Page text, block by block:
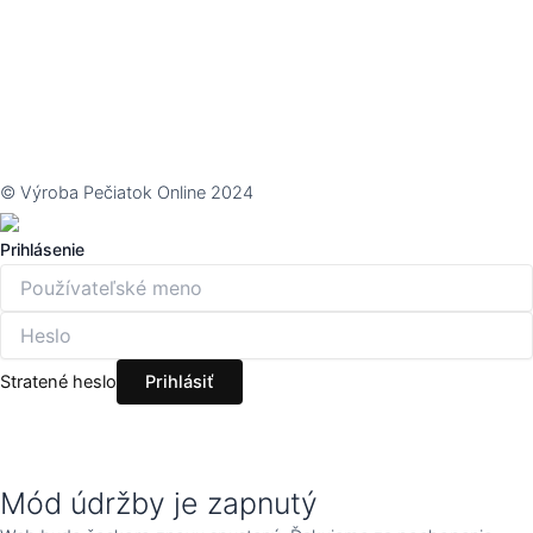
Mód údržby je zapnutý
© Výroba Pečiatok Online 2024
Prihlásenie
Stratené heslo